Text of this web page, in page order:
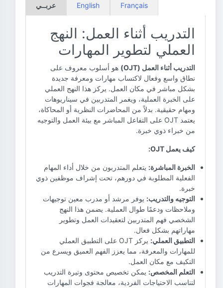
عربــي English Français
التدريب أثناء العمل: النهج
العملي لتطوير المهارات
التدريب أثناء العمل (OJT)
هو أسلوب معروف على
نطاق واسع وفعال لاكتساب مهارات ومعرفة جديدة
بشكل مباشر في مكان العمل. يركز هذا النهج العملي
على الخبرة العملية، ويغمر المتدربين في سيناريوهات
ومهام حقيقية. بدلاً من المحاضرات النظرية أو المحاكاة،
يعتمد OJT على التفاعل المباشر مع بيئة العمل والتوجيه
من خبراء ذوي خبرة.
كيف يعمل OJT:
الخبرة المباشرة: يتعلم المتدربون من خلال أداء المهام
الفعلية المطلوبة في دورهم، تحت إشراف موظفين ذوي
خبرة.
التوجيه والتدريب: يوفر مرشد أو مدرب معين توجيهات
وملاحظات ودعمًا طوال العملية. يضمن هذا النهج
الشخصي فهم المتدربين لتعقيدات العمل وتطوير
مهاراتهم بشكل فعال.
التطبيق العملي:
يركز OJT على التطبيق العملي
للمهارات والمعرفة، مما يعزز الفهم العميق ويسرع من
التكيف مع مكان العمل.
التعلم المخصص: يمكن تخصيص محتوى وتيرة التدريب
لتناسب الاحتياجات الفردية، معالجة فجوات المهارات